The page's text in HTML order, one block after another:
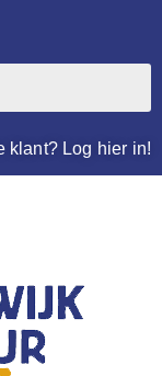
klant? Log hier in!